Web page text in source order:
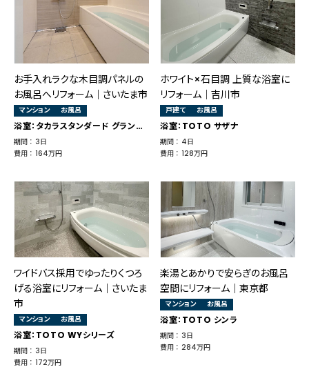
お手入れラクな木目調パネルの
お風呂へリフォーム｜さいたま市
マンション お風呂
浴室：タカラスタンダード グランスパ
期間 ： 3日
費用 ： 164万円
ホワイト×石目調 上質な浴室に
リフォーム｜吉川市
戸建て お風呂
浴室：TOTO サザナ
期間 ： 4日
費用 ： 128万円
ワイドバス採用でゆったりくつろ
げる浴室にリフォーム｜さいたま
市
マンション お風呂
浴室：TOTO WYシリーズ
期間 ： 3日
費用 ： 172万円
楽湯とあかりで安らぎのお風呂
空間にリフォーム｜東京都
マンション お風呂
浴室：TOTO シンラ
期間 ： 3日
費用 ： 284万円